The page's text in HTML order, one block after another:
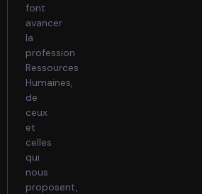
font
avancer
la
profession
Ressources
Humaines,
de
ceux
et
celles
qui
nous
proposent,